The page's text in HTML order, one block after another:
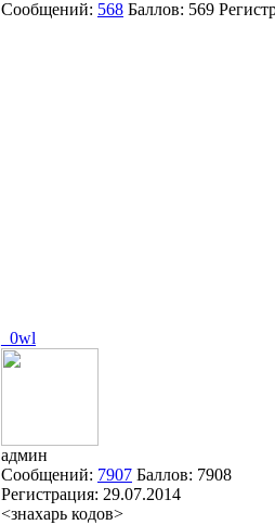
Сообщений: 568 Баллов: 569
_0wl
админ
Сообщений: 7907 Баллов: 7908
Регистрация: 29.07.2014
<знахарь кодов>